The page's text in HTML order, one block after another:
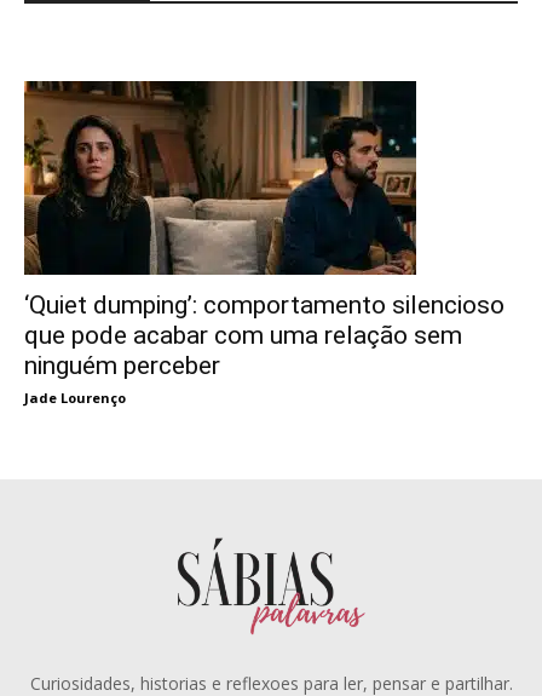
‘Quiet dumping’: comportamento silencioso
que pode acabar com uma relação sem
ninguém perceber
Jade Lourenço
Curiosidades, historias e reflexoes para ler, pensar e partilhar.